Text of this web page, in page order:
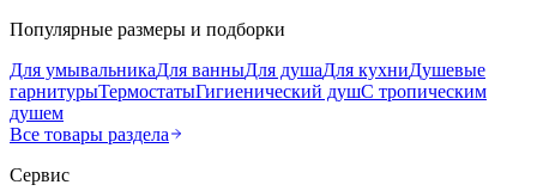
Популярные размеры и подборки
Для умывальникаДля ванныДля душаДля кухниДушевые
гарнитурыТермостатыГигиенический душС тропическим
душем
Все товары раздела
Сервис